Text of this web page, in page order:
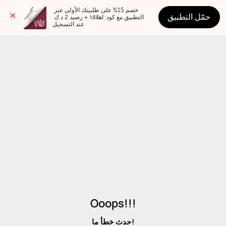
عند التسجيل
حمّل التطبيق
Ooops!!!
حدث خطأ ما!